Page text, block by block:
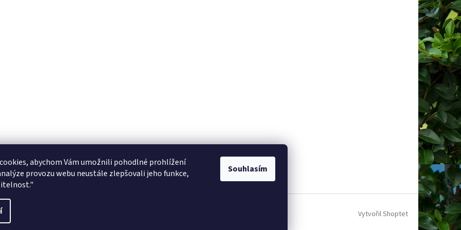
abychom Vám umožnili pohodlné prohlížení
provozu webu neustále zlepšovali jeho funkce,
Souhlasím
KRMIVA ENERGYS pro koně - GRANULE
Vytvořil Shoptet
nastavení cookies